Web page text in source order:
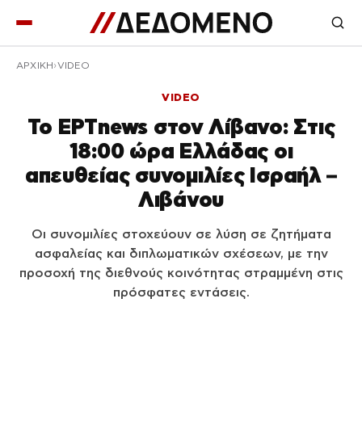
ΑΡΧΙΚΉ VIDEO
VIDEO
Το ΕΡΤnews στον Λίβανο: Στις
18:00 ώρα Ελλάδας οι
απευθείας συνομιλίες Ισραήλ –
Λιβάνου
Οι συνομιλίες στοχεύουν σε λύση σε ζητήματα
ασφαλείας και διπλωματικών σχέσεων, με την
προσοχή της διεθνούς κοινότητας στραμμένη στις
πρόσφατες εντάσεις.